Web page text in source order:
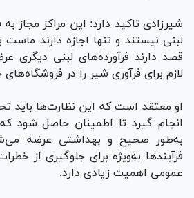
شیرزادی تاکید دارد: این مراکز مجاز
لبنی نیستند و تنها اجازه دارند ماست
قصد دارند فرآورده‌های لبنی دیگری
لازم برای فرآوری شیر را در
او معتقد است که این نظارت‌ها باید
انجام گیرد تا اطمینان حاصل شود
به‌طور صحیح و بهداشتی عرضه
فرآیند‌ها به‌ویژه برای جلوگیری از
عمومی اهمیت زیادی دارد.